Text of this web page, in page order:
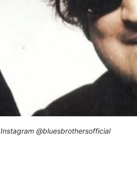
Instagram @bluesbrothersofficial